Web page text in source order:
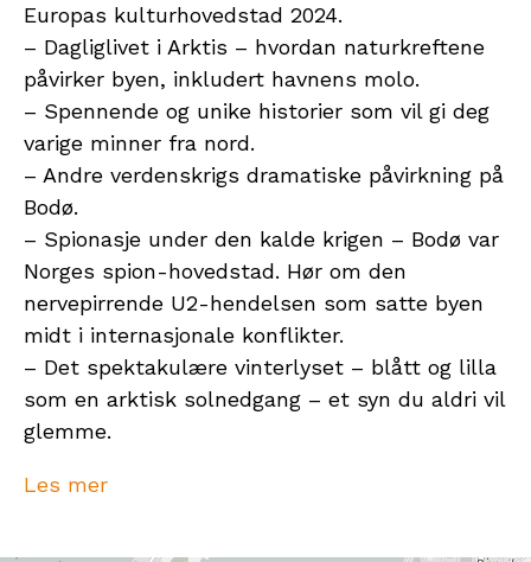
Europas kulturhovedstad 2024.
– Dagliglivet i Arktis – hvordan naturkreftene
påvirker byen, inkludert havnens molo.
– Spennende og unike historier som vil gi deg
varige minner fra nord.
– Andre verdenskrigs dramatiske påvirkning på
Bodø.
– Spionasje under den kalde krigen – Bodø var
Norges spion-hovedstad. Hør om den
nervepirrende U2-hendelsen som satte byen
midt i internasjonale konflikter.
– Det spektakulære vinterlyset – blått og lilla
som en arktisk solnedgang – et syn du aldri vil
glemme.
Praktiske detaljer:
Les mer